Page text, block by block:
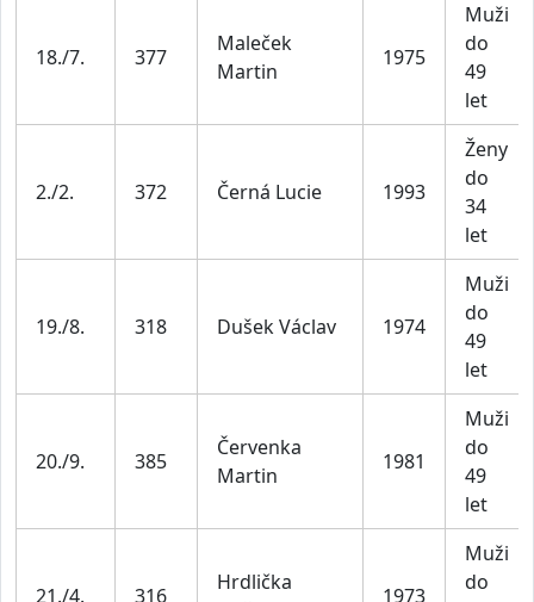
18./7. 377
Maleček
Martin
1975
Muži
do
49
let
2./2. 372 Černá Lucie 1993
Ženy
do
34
let
19./8. 318 Dušek Václav 1974
Muži
do
49
let
20./9. 385
Červenka
Martin
1981
Muži
do
49
let
21./4. 316
Hrdlička
1973
Muži
do